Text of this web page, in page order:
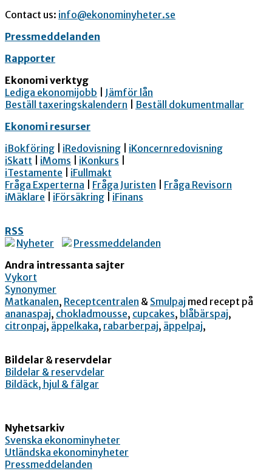
Contact us: info@ekonominyheter.se
Pressmeddelanden
Rapporter
Ekonomi verktyg
Lediga ekonomijobb
Jämför lån
Beställ taxeringskalendern
Beställ dokumentmallar
Ekonomi resurser
iBokföring
iRedovisning
iKoncernredovisning
iSkatt
iMoms iKonkurs
iTestamente
iFullmakt
Fråga Experterna
Fråga Juristen
Fråga Revisorn
iMäklare
iFörsäkring iFinans
RSS
Nyheter
Pressmeddelanden
Andra intressanta sajter
Vykort
Synonymer
Matkanalen, Receptcentralen & Smulpaj med recept på
ananaspaj, chokladmousse, cupcakes, blåbärspaj,
citronpaj, äppelkaka, rabarberpaj, äppelpaj,
Bildelar & reservdelar
Bildelar & reservdelar
Bildäck, hjul & fälgar
Nyhetsarkiv
Svenska ekonominyheter
Utländska ekonominyheter
Pressmeddelanden